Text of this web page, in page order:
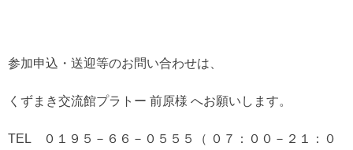
参加申込・送迎等のお問い合わせは、
くずまき交流館プラトー 前原様 へお願いします。
TEL ０１９５－６６－０５５５（ ０７：００－２１：０